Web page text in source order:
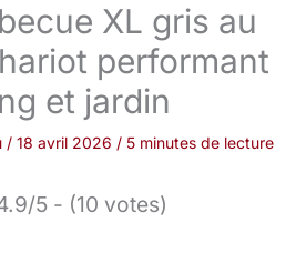
XL gris au
performant
et jardin
/ 18 avril 2026 / 5 minutes de lecture
5 - (10 votes)